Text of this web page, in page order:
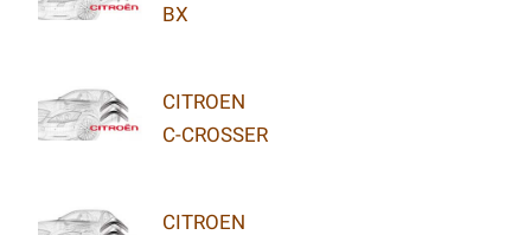
BX
CITROEN
C-CROSSER
CITROEN